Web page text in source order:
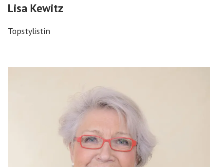
Lisa Kewitz
Topstylistin